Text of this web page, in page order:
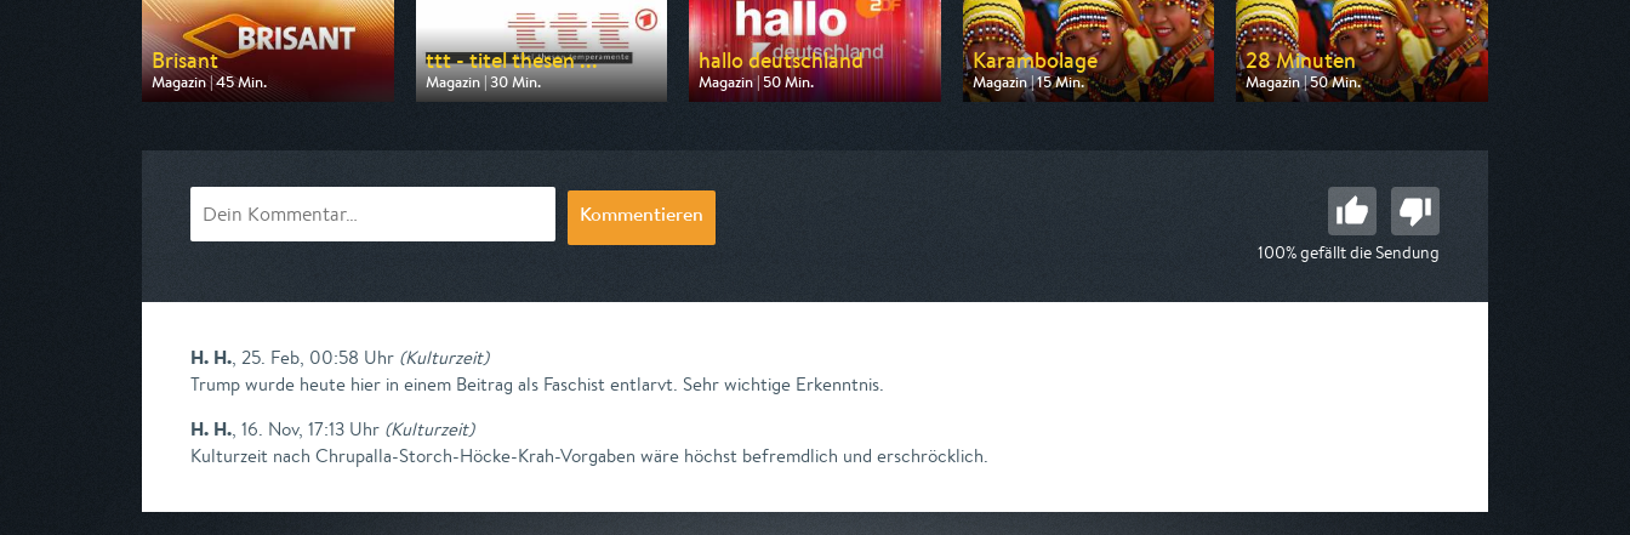
Brisant
Magazin | 45 Min.
Ausgestrahlt von ARD
ttt - titel thesen ...
Magazin | 30 Min.
Ausgestrahlt von ARD
hallo deutschland
Magazin | 50 Min.
Ausgestrahlt von ZDF
Karambolage
Magazin | 15 Min.
Ausgestrahlt von arte
28 Minuten
Magazin | 50 Min.
Ausgestrahlt von arte
Kommentieren
100% gefällt die Sendung
H. H., 25. Feb, 00:58 Uhr (Kulturzeit)
Trump wurde heute hier in einem Beitrag als Faschist entlarvt. Sehr wichtige Erkenntnis.
H. H., 16. Nov, 17:13 Uhr (Kulturzeit)
Kulturzeit nach Chrupalla-Storch-Höcke-Krah-Vorgaben wäre höchst befremdlich und erschröcklich.